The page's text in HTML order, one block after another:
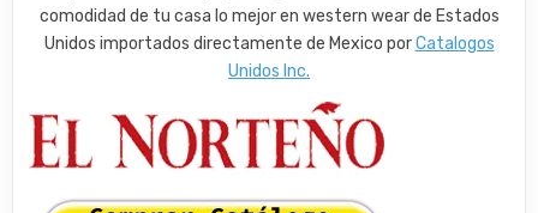
comodidad de tu casa lo mejor en western wear de Estados
Unidos importados directamente de Mexico porCatalogos
Unidos Inc.